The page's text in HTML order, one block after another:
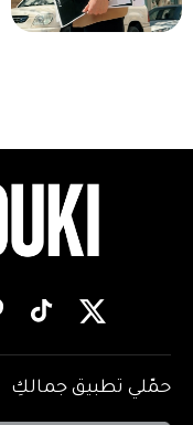
حمّلي تطبيق جمالكِ